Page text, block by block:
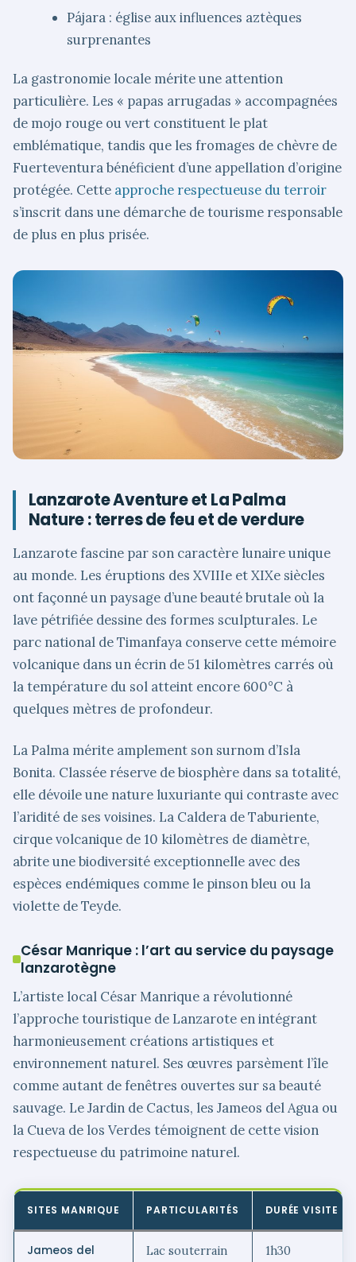
Pájara : église aux influences aztèques
surprenantes
La gastronomie locale mérite une attention
particulière. Les « papas arrugadas » accompagnées
de mojo rouge ou vert constituent le plat
emblématique, tandis que les fromages de chèvre de
Fuerteventura bénéficient d’une appellation d’origine
protégée. Cette approche respectueuse du terroir
s’inscrit dans une démarche de tourisme responsable
de plus en plus prisée.
Lanzarote Aventure et La Palma
Nature : terres de feu et de verdure
Lanzarote fascine par son caractère lunaire unique
au monde. Les éruptions des XVIIIe et XIXe siècles
ont façonné un paysage d’une beauté brutale où la
lave pétrifiée dessine des formes sculpturales. Le
parc national de Timanfaya conserve cette mémoire
volcanique dans un écrin de 51 kilomètres carrés où
la température du sol atteint encore 600°C à
quelques mètres de profondeur.
La Palma mérite amplement son surnom d’Isla
Bonita. Classée réserve de biosphère dans sa totalité,
elle dévoile une nature luxuriante qui contraste avec
l’aridité de ses voisines. La Caldera de Taburiente,
cirque volcanique de 10 kilomètres de diamètre,
abrite une biodiversité exceptionnelle avec des
espèces endémiques comme le pinson bleu ou la
violette de Teyde.
César Manrique : l’art au service du paysage
lanzarotègne
L’artiste local César Manrique a révolutionné
l’approche touristique de Lanzarote en intégrant
harmonieusement créations artistiques et
environnement naturel. Ses œuvres parsèment l’île
comme autant de fenêtres ouvertes sur sa beauté
sauvage. Le Jardin de Cactus, les Jameos del Agua ou
la Cueva de los Verdes témoignent de cette vision
respectueuse du patrimoine naturel.
SITES MANRIQUE PARTICULARITÉS DURÉE VISITE
Jameos del
Lac souterrain
1h30